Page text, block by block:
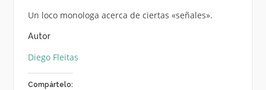
Un loco monologa acerca de ciertas «señales».
Autor
Diego Fleitas
Compártelo: